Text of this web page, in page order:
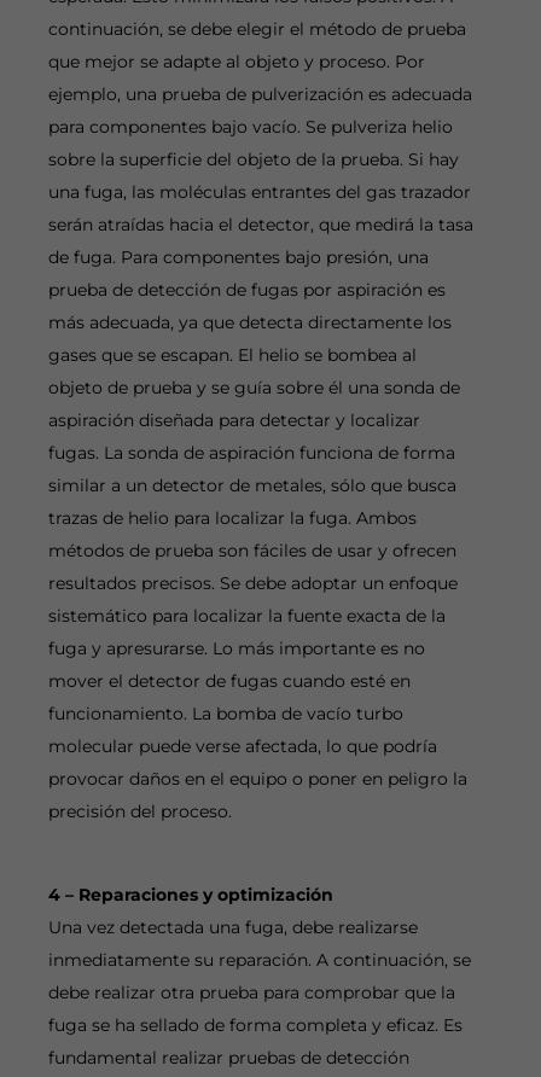
continuación, se debe elegir el método de prueba
que mejor se adapte al objeto y proceso. Por
ejemplo, una prueba de pulverización es adecuada
para componentes bajo vacío. Se pulveriza helio
sobre la superficie del objeto de la prueba. Si hay
una fuga, las moléculas entrantes del gas trazador
serán atraídas hacia el detector, que medirá la tasa
de fuga. Para componentes bajo presión, una
prueba de detección de fugas por aspiración es
más adecuada, ya que detecta directamente los
gases que se escapan. El helio se bombea al
objeto de prueba y se guía sobre él una sonda de
aspiración diseñada para detectar y localizar
fugas. La sonda de aspiración funciona de forma
similar a un detector de metales, sólo que busca
trazas de helio para localizar la fuga. Ambos
métodos de prueba son fáciles de usar y ofrecen
resultados precisos. Se debe adoptar un enfoque
sistemático para localizar la fuente exacta de la
fuga y apresurarse. Lo más importante es no
mover el detector de fugas cuando esté en
funcionamiento. La bomba de vacío turbo
molecular puede verse afectada, lo que podría
provocar daños en el equipo o poner en peligro la
precisión del proceso.
4 – Reparaciones y optimización
Una vez detectada una fuga, debe realizarse
inmediatamente su reparación. A continuación, se
debe realizar otra prueba para comprobar que la
fuga se ha sellado de forma completa y eficaz. Es
fundamental realizar pruebas de detección